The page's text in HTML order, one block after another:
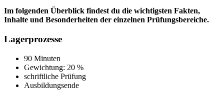
Im folgenden Überblick findest du die wichtigsten Fakten,
Inhalte und Besonderheiten der einzelnen Prüfungsbereiche.
Lagerprozesse
90 Minuten
Gewichtung: 20 %
schriftliche Prüfung
Ausbildungsende